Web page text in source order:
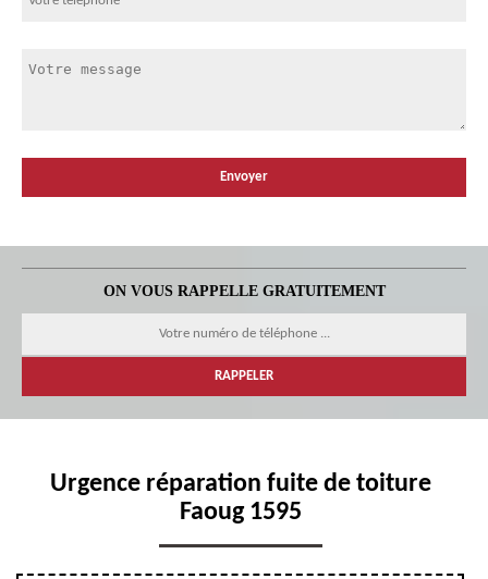
ON VOUS RAPPELLE GRATUITEMENT
Urgence réparation fuite de toiture
Faoug 1595